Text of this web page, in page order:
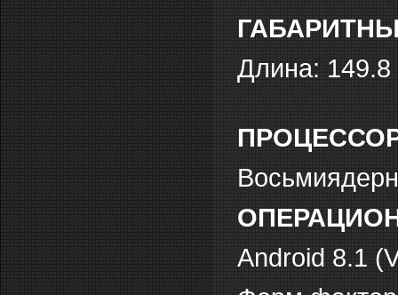
Длина:
Android 8.1